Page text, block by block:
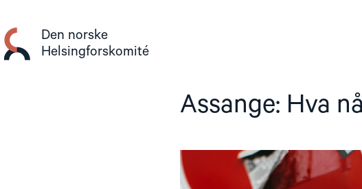
innhold
Den norske
Helsingforskomité
Assange: Hva